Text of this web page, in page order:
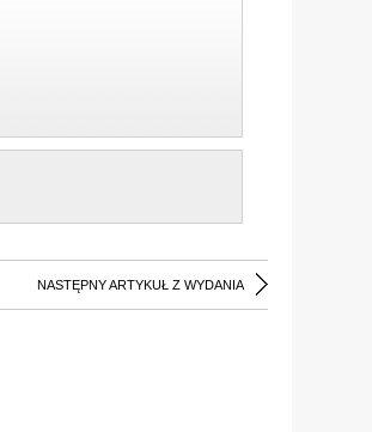
NASTĘPNY ARTYKUŁ Z WYDANIA